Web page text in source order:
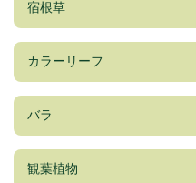
宿根草
カラーリーフ
バラ
観葉植物